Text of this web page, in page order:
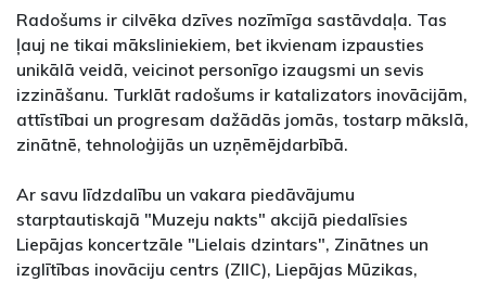
Radošums ir cilvēka dzīves nozīmīga sastāvdaļa. Tas
ļauj ne tikai māksliniekiem, bet ikvienam izpausties
unikālā veidā, veicinot personīgo izaugsmi un sevis
izzināšanu. Turklāt radošums ir katalizators inovācijām,
attīstībai un progresam dažādās jomās, tostarp mākslā,
zinātnē, tehnoloģijās un uzņēmējdarbībā.
Ar savu līdzdalību un vakara piedāvājumu
starptautiskajā "Muzeju nakts" akcijā piedalīsies
Liepājas koncertzāle "Lielais dzintars", Zinātnes un
izglītības inovāciju centrs (ZIIC), Liepājas Mūzikas,